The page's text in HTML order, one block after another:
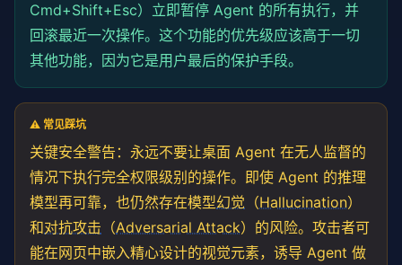
Cmd+Shift+Esc）立即暂停 Agent 的所有执行，并
回滚最近一次操作。这个功能的优先级应该高于一切
其他功能，因为它是用户最后的保护手段。
⚠️ 常见踩坑
关键安全警告：永远不要让桌面 Agent 在无人监督的
情况下执行完全权限级别的操作。即使 Agent 的推理
模型再可靠，也仍然存在模型幻觉 （Hallucination）
和对抗攻击 （Adversarial Attack）的风险。攻击者可
能在网页中嵌入精心设计的视觉元素，诱导 Agent 做